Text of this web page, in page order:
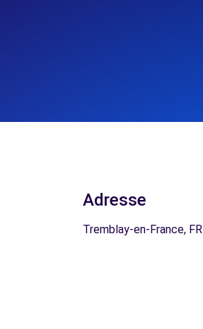
Adresse
Tremblay-en-France, FR